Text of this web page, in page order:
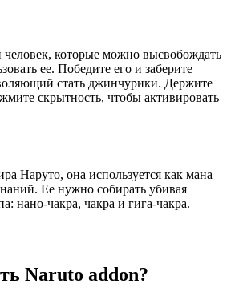
которые можно высвобождать
ее. Победите его и заберите
стать джинчурики. Держите
скрытность, чтобы активировать
Наруто, она используется как мана
Ее нужно собирать убивая
нано-чакра, чакра и гига-чакра.
Naruto addon?